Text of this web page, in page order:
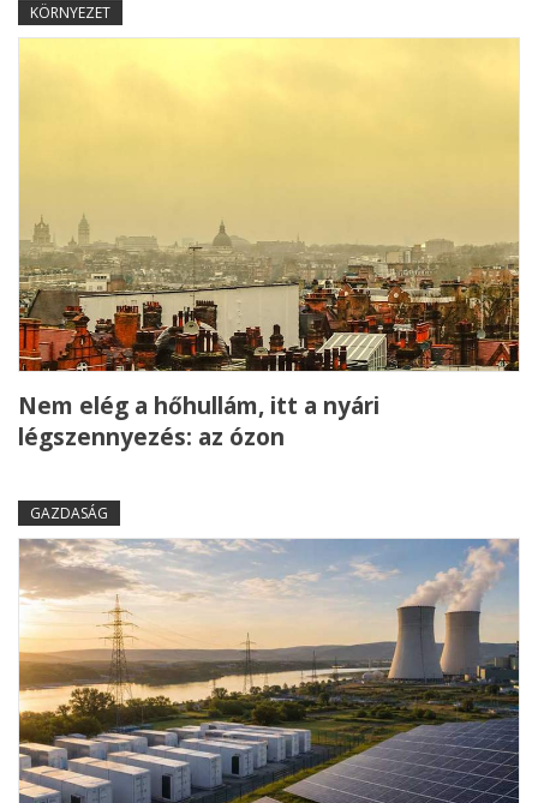
KÖRNYEZET
Nem elég a hőhullám, itt a nyári
légszennyezés: az ózon
GAZDASÁG